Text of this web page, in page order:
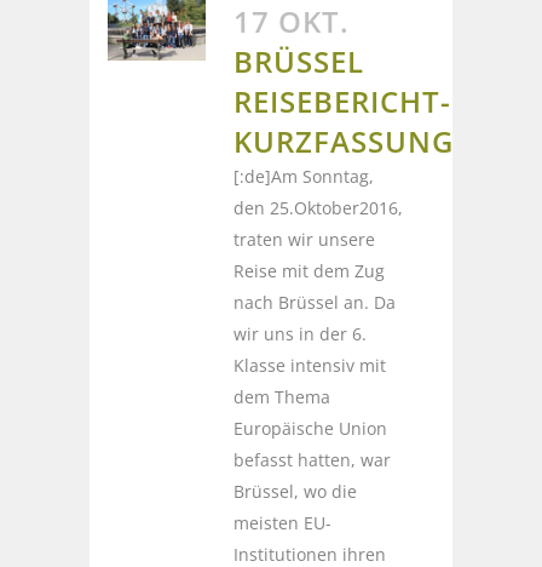
17 OKT.
BRÜSSEL
REISEBERICHT-
KURZFASSUNG
[:de]Am Sonntag,
den 25.Oktober2016,
traten wir unsere
Reise mit dem Zug
nach Brüssel an. Da
wir uns in der 6.
Klasse intensiv mit
dem Thema
Europäische Union
befasst hatten, war
Brüssel, wo die
meisten EU-
Institutionen ihren